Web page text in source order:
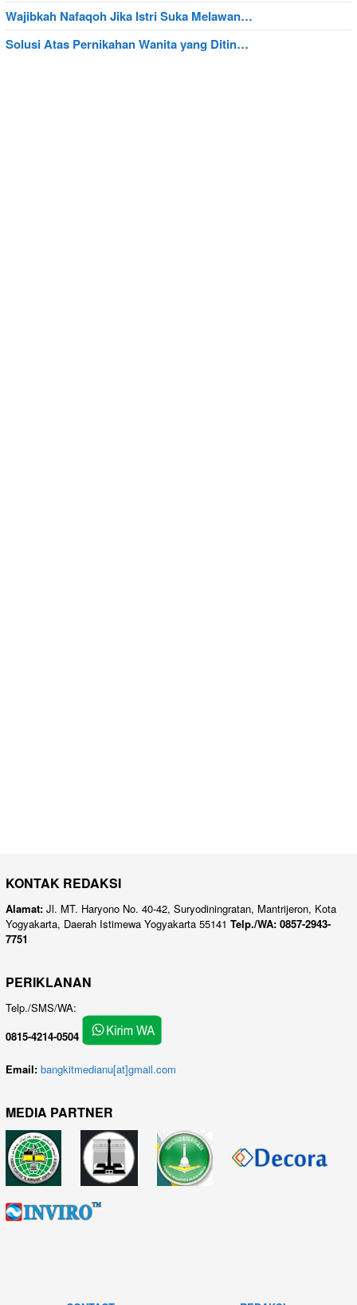
Wajibkah Nafaqoh Jika Istri Suka Melawan…
Solusi Atas Pernikahan Wanita yang Ditin…
KONTAK REDAKSI
Alamat: Jl. MT. Haryono No. 40-42, Suryodiningratan, Mantrijeron, Kota
Yogyakarta, Daerah Istimewa Yogyakarta 55141 Telp./WA: 0857-2943-
7751
PERIKLANAN
Telp./SMS/WA:
0815-4214-0504
Email: bangkitmedianu[at]gmail.com
MEDIA PARTNER